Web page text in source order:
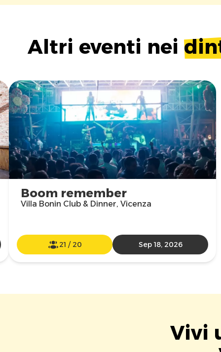
Altri eventi nei
Boom remember
Villa Bonin Club & Dinner, Vicenza
21 / 20 Sep 18, 2026
Vivi